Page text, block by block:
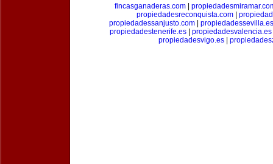
fincasganaderas.com
propiedadesreconquista.com
propiedadessanjusto.com| propiedadessevilla.es
propiedadestenerife.es| propiedadesvalencia.es
propiedadesvigo.es|